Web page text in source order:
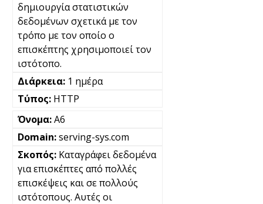
δημιουργία στατιστικών
δεδομένων σχετικά με τον
τρόπο με τον οποίο ο
επισκέπτης χρησιμοποιεί τον
ιστότοπο.
1 ημέρα
HTTP
A6
serving-sys.com
Καταγράφει δεδομένα
για επισκέπτες από πολλές
επισκέψεις και σε πολλούς
ιστότοπους. Αυτές οι